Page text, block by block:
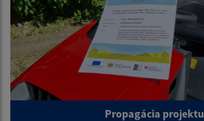
Propagácia projektu